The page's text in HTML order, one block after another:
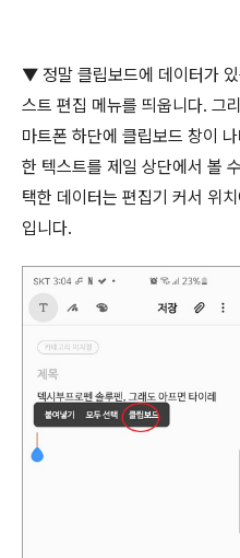
▼ 정말 클립보드에 데이터가
스트 편집 메뉴를 띄웁니다. 그
마트폰 하단에 클립보드 창이
한 텍스트를 제일 상단에서 볼
택한 데이터는 편집기 커서 위
입니다.